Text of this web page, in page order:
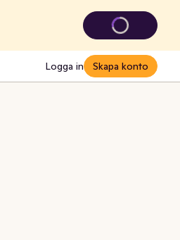
Logga in Skapa konto